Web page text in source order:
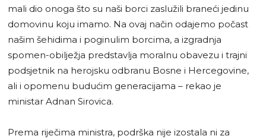
mali dio onoga što su naši borci zaslužili braneći jedinu
domovinu koju imamo. Na ovaj način odajemo počast
našim šehidima i poginulim borcima, a izgradnja
spomen-obilježja predstavlja moralnu obavezu i trajni
podsjetnik na herojsku odbranu Bosne i Hercegovine,
ali i opomenu budućim generacijama – rekao je
ministar Adnan Sirovica.
Prema riječima ministra, podrška nije izostala ni za